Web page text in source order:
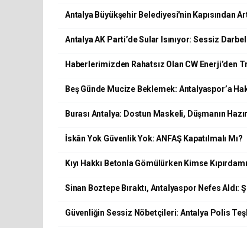
Antalya Büyükşehir Belediyesi'nin Kapısından
Antalya AK Parti’de Sular Isınıyor: Sessiz
Haberlerimizden Rahatsız Olan CW Enerji’den
Beş Günde Mucize Beklemek: Antalyaspor’a
Burası Antalya: Dostun Maskeli, Düşmanın
İskân Yok Güvenlik Yok: ANFAŞ Kapatılmalı Mı?
Kıyı Hakkı Betonla Gömülürken Kimse
Sinan Boztepe Bıraktı, Antalyaspor Nefes Aldı:
Güvenliğin Sessiz Nöbetçileri: Antalya Polis